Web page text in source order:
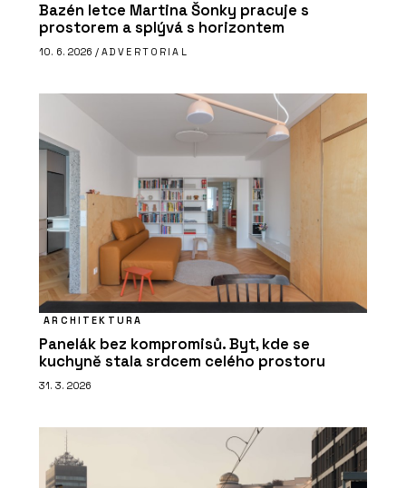
Bazén letce Martina Šonky pracuje s
prostorem a splývá s horizontem
10. 6. 2026 / ADVERTORIAL
ARCHITEKTURA
Panelák bez kompromisů. Byt, kde se
kuchyně stala srdcem celého prostoru
31. 3. 2026